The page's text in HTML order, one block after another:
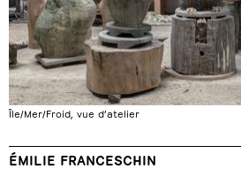
Île/Mer/Froid, vue d’atelier
ÉMILIE FRANCESCHIN